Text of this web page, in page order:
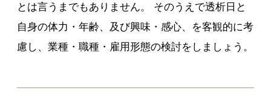
とは言うまでもありません。 そのうえで透析日と
自身の体力・年齢、及び興味・感心、を客観的に考
慮し、業種・職種・雇用形態の検討をしましょう。